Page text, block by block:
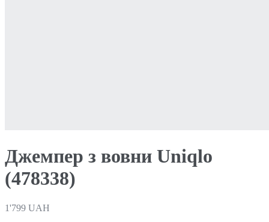
Джемпер з вовни Uniqlo
(478338)
1'799 UAH